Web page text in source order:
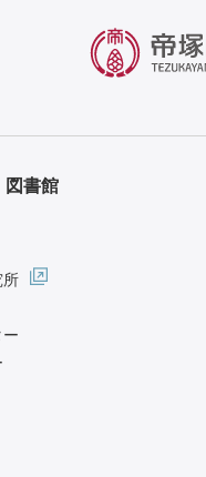
図書館